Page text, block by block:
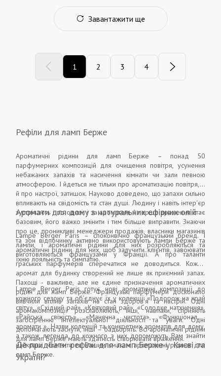
Завантажити ще
1 2 3 4
Рефіли для ламп Берже
Ароматичні рідини для ламп Берже – понад 50
парфумерних композицій для очищення повітря, усунення
небажаних запахів та насичення кімнати чи зали певною
атмосферою. І йдеться не тільки про ароматизацію повітря, а
й про настрої, затишок. Науково доведено, що запахи сильно
впливають на свідомість та стан душі. Людину і навіть інтер'єр
зустрічають і по одязі, і за ароматом. І перше враження стає
базовим, його важко змінити і тим більше виправити. Знаючи
про це, проникливі менеджери продажів, власники магазинів
та зон відпочинку активно використовують лампи Берже та
ароматичні рідини для них, щоб залучити клієнтів, завоювати
їхню лояльність та симпатію.
Аромати для дому з натуральних ефірних олій
Lampe Berger Paris – споконвічно французький бренд. І
лампи, і ароматичні рідини для них розробляються та
виготовляються французами у Франції. А про таланти
граських парфумерів сперечатися не доводиться. Кожен
аромат для будинку створений не лише як приємний запах.
Пахощі - важливе, але не єдине призначення ароматичних
рідин для ламп Берже. Французькі парфумери досконало
вивчили вплив запахів на стан здоров'я та настрій. Одні
аромакомпозиції розслаблюють, інші, навпаки, сприяють
загостренню інтелектуальної діяльності та уваги. Одні
допомагають заснути, інші – бадьорять. Всі ароматичні рідини
для ламп Берже мають здатність створювати враження.
Lampe Berger Paris готує нові ароматичні композиції до
кожного сезону та об'єднує їх у колекції: «Подорож на край
світу», «Східний рай», «Квітковий рай», «Солодке натхнення»,
«Райська свіжість», «Манячна чистота», «Функціональні
аромати ». Назви колекцій та конкретних ароматів для дому,
а також легенда до кожного з них допоможуть Вам знайти
найкращі моменти та Вашим смакам ароматичні рідини для
ламп Берже.
Де придбати рефіли для ламп Берже у Києві та
Україні?